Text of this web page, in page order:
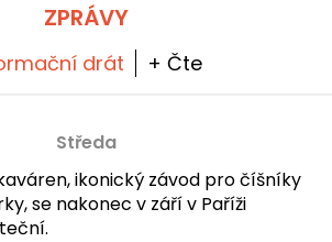
ZPRÁVY
drát + Čte
Středa
ikonický závod pro číšníky
se nakonec v září v Paříži